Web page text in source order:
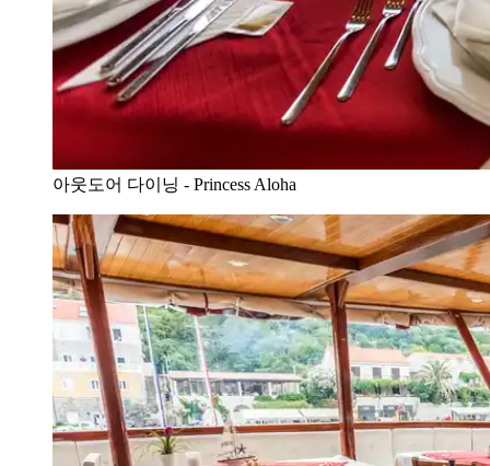
아웃도어 다이닝 - Princess Aloha